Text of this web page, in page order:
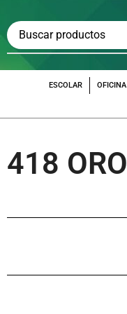
ESCOLAR OFICINA
418 ORO